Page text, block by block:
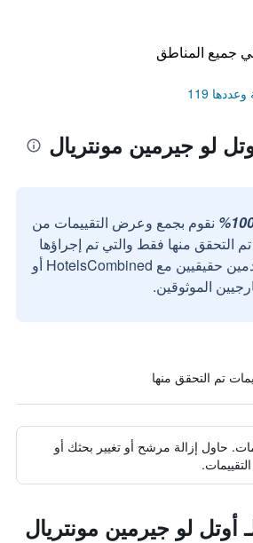
جميع المناطق
119
لو جيرمين مونتريال
نقوم بجمع وعرض التقييمات من
التحقق منها فقط والتي تم إجراؤها
بواسطة مستخدمين حقيقيين مع HotelsCombined أو
الموثوقين.
حاول إزالة مرشح أو تغيير بحثك أو
أوتل لو جيرمين مونتريال